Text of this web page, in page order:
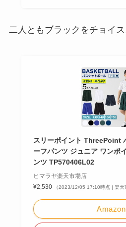
二人ともブラックをチョイス
スリーポイント ThreePoint
ーフパンツ ジュニア ワンポ
ンツ TP570406L02
ヒマラヤ楽天市場店
¥2,530
（2023/12/05 17:10時点 | 楽天
Amazon